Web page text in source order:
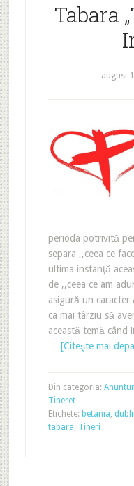
Tabara
august
perioda potrivită
separa ,,ceea ce
ultima instanţă
de ,,ceea ce am
asigură un caracter
ca mai târziu să
această temă când
[Citeşte mai
Din categoria:
Tineret
Etichete: betania,
tabara, Tineri